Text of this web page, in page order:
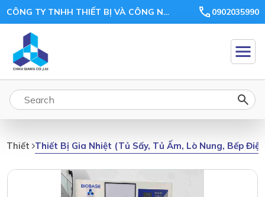
CÔNG TY TNHH THIẾT BỊ VÀ CÔNG NGHỆ CHÂU GIANG 0902035990
Thiết BịThiết Bị Gia Nhiệt (tủ Sấy, Tủ Ấm, Lò Nung, Bếp